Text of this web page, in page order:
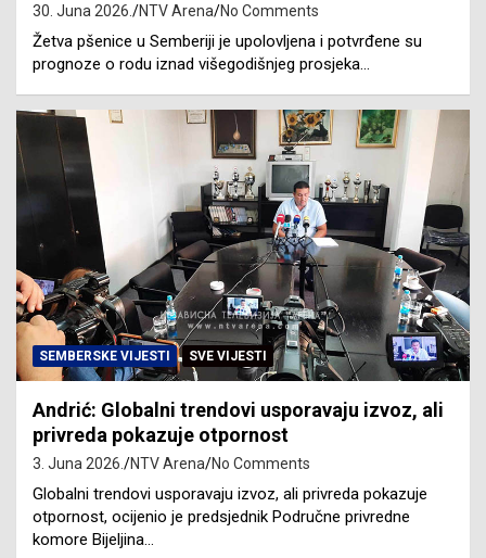
30. Juna 2026. NTV Arena No Comments
Žetva pšenice u Semberiji je upolovljena i potvrđene su
prognoze o rodu iznad višegodišnjeg prosjeka…
SEMBERSKE VIJESTI SVE VIJESTI
Andrić: Globalni trendovi usporavaju izvoz, ali
privreda pokazuje otpornost
3. Juna 2026. NTV Arena No Comments
Globalni trendovi usporavaju izvoz, ali privreda pokazuje
otpornost, ocijenio je predsjednik Područne privredne
komore Bijeljina…